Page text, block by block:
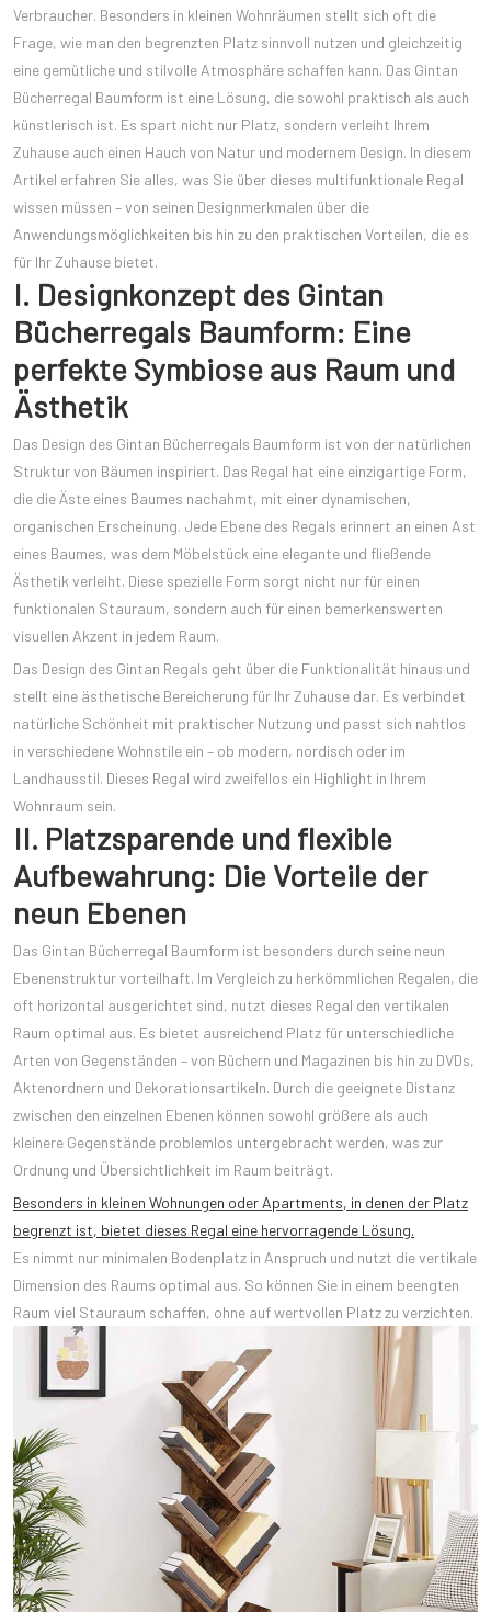
Verbraucher. Besonders in kleinen Wohnräumen stellt sich oft die
Frage, wie man den begrenzten Platz sinnvoll nutzen und gleichzeitig
eine gemütliche und stilvolle Atmosphäre schaffen kann. Das Gintan
Bücherregal Baumform ist eine Lösung, die sowohl praktisch als auch
künstlerisch ist. Es spart nicht nur Platz, sondern verleiht Ihrem
Zuhause auch einen Hauch von Natur und modernem Design. In diesem
Artikel erfahren Sie alles, was Sie über dieses multifunktionale Regal
wissen müssen – von seinen Designmerkmalen über die
Anwendungsmöglichkeiten bis hin zu den praktischen Vorteilen, die es
für Ihr Zuhause bietet.
I. Designkonzept des Gintan
Bücherregals Baumform: Eine
perfekte Symbiose aus Raum und
Ästhetik
Das Design des Gintan Bücherregals Baumform ist von der natürlichen
Struktur von Bäumen inspiriert. Das Regal hat eine einzigartige Form,
die die Äste eines Baumes nachahmt, mit einer dynamischen,
organischen Erscheinung. Jede Ebene des Regals erinnert an einen Ast
eines Baumes, was dem Möbelstück eine elegante und fließende
Ästhetik verleiht. Diese spezielle Form sorgt nicht nur für einen
funktionalen Stauraum, sondern auch für einen bemerkenswerten
visuellen Akzent in jedem Raum.
Das Design des Gintan Regals geht über die Funktionalität hinaus und
stellt eine ästhetische Bereicherung für Ihr Zuhause dar. Es verbindet
natürliche Schönheit mit praktischer Nutzung und passt sich nahtlos
in verschiedene Wohnstile ein – ob modern, nordisch oder im
Landhausstil. Dieses Regal wird zweifellos ein Highlight in Ihrem
Wohnraum sein.
II. Platzsparende und flexible
Aufbewahrung: Die Vorteile der
neun Ebenen
Das Gintan Bücherregal Baumform ist besonders durch seine neun
Ebenenstruktur vorteilhaft. Im Vergleich zu herkömmlichen Regalen, die
oft horizontal ausgerichtet sind, nutzt dieses Regal den vertikalen
Raum optimal aus. Es bietet ausreichend Platz für unterschiedliche
Arten von Gegenständen – von Büchern und Magazinen bis hin zu DVDs,
Aktenordnern und Dekorationsartikeln. Durch die geeignete Distanz
zwischen den einzelnen Ebenen können sowohl größere als auch
kleinere Gegenstände problemlos untergebracht werden, was zur
Ordnung und Übersichtlichkeit im Raum beiträgt.
Besonders in kleinen Wohnungen oder Apartments, in denen der Platz
begrenzt ist, bietet dieses Regal eine hervorragende Lösung.
Es nimmt nur minimalen Bodenplatz in Anspruch und nutzt die vertikale
Dimension des Raums optimal aus. So können Sie in einem beengten
Raum viel Stauraum schaffen, ohne auf wertvollen Platz zu verzichten.